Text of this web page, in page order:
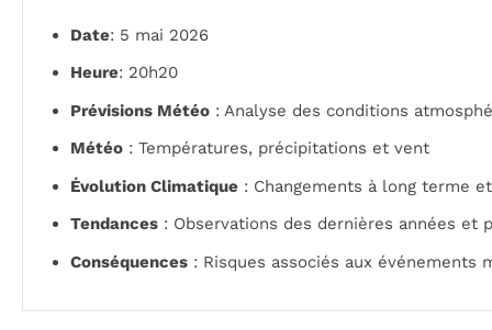
Date: 5 mai 2026
Heure: 20h20
Prévisions Météo : Analyse des conditions
Météo : Températures, précipitations et vent
Évolution Climatique : Changements à long terme
Tendances : Observations des dernières années et
Conséquences : Risques associés aux événements